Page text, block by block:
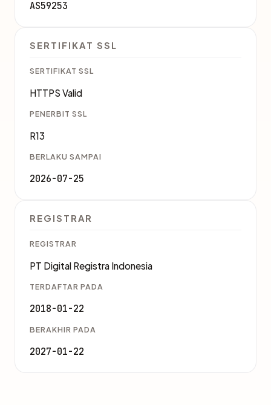
AS59253
SERTIFIKAT SSL
SERTIFIKAT SSL
HTTPS Valid
PENERBIT SSL
R13
BERLAKU SAMPAI
2026-07-25
REGISTRAR
REGISTRAR
PT Digital Registra Indonesia
TERDAFTAR PADA
2018-01-22
BERAKHIR PADA
2027-01-22